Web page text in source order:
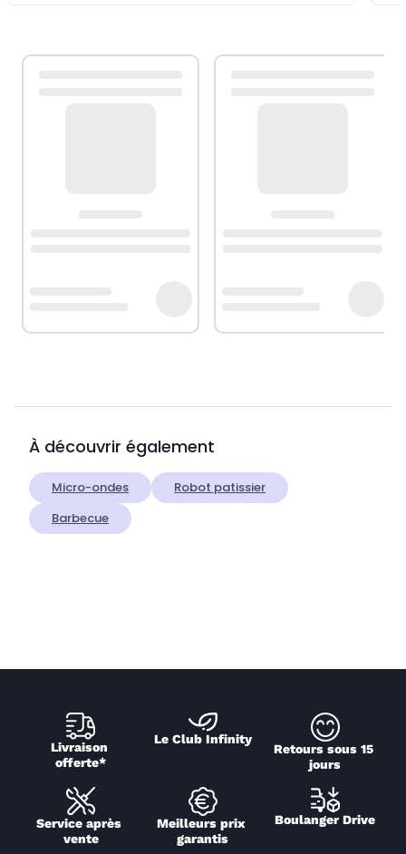
À découvrir également
Micro-ondes
Robot patissier
Barbecue
Livraison
offerte*
Le Club Infinity
Retours sous 15
jours
Service après
vente
Meilleurs prix
garantis
Boulanger Drive